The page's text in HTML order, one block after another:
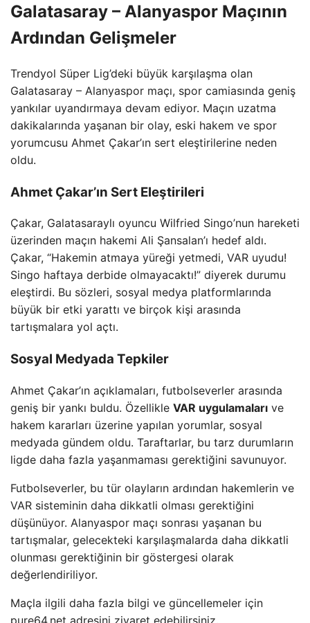
Galatasaray – Alanyaspor Maçının
Ardından Gelişmeler
Trendyol Süper Lig’deki büyük karşılaşma olan
Galatasaray – Alanyaspor maçı, spor camiasında geniş
yankılar uyandırmaya devam ediyor. Maçın uzatma
dakikalarında yaşanan bir olay, eski hakem ve spor
yorumcusu Ahmet Çakar’ın sert eleştirilerine neden
oldu.
Ahmet Çakar’ın Sert Eleştirileri
Çakar, Galatasaraylı oyuncu Wilfried Singo’nun hareketi
üzerinden maçın hakemi Ali Şansalan’ı hedef aldı.
Çakar, “Hakemin atmaya yüreği yetmedi, VAR uyudu!
Singo haftaya derbide olmayacaktı!” diyerek durumu
eleştirdi. Bu sözleri, sosyal medya platformlarında
büyük bir etki yarattı ve birçok kişi arasında
tartışmalara yol açtı.
Sosyal Medyada Tepkiler
Ahmet Çakar’ın açıklamaları, futbolseverler arasında
geniş bir yankı buldu. Özellikle VAR uygulamaları ve
hakem kararları üzerine yapılan yorumlar, sosyal
medyada gündem oldu. Taraftarlar, bu tarz durumların
ligde daha fazla yaşanmaması gerektiğini savunuyor.
Futbolseverler, bu tür olayların ardından hakemlerin ve
VAR sisteminin daha dikkatli olması gerektiğini
düşünüyor. Alanyaspor maçı sonrası yaşanan bu
tartışmalar, gelecekteki karşılaşmalarda daha dikkatli
olunması gerektiğinin bir göstergesi olarak
değerlendiriliyor.
Maçla ilgili daha fazla bilgi ve güncellemeler için
pure64.net adresini ziyaret edebilirsiniz.